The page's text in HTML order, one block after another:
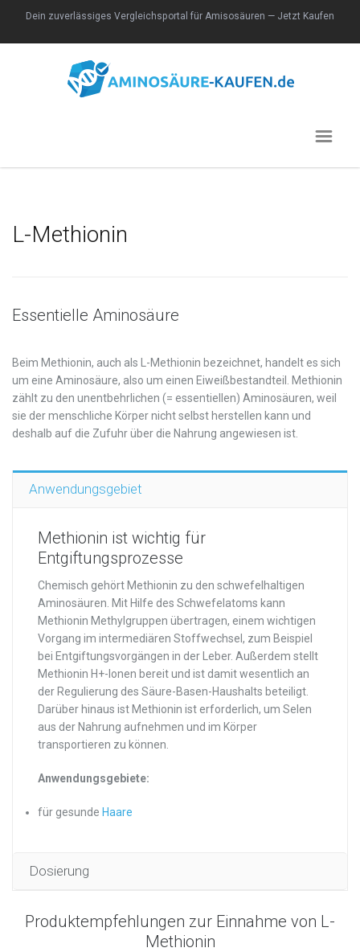
Dein zuverlässiges Vergleichsportal für Amisosäuren — Jetzt Kaufen
L-Methionin
Essentielle Aminosäure
Beim Methionin, auch als L-Methionin bezeichnet, handelt es sich
um eine Aminosäure, also um einen Eiweißbestandteil. Methionin
zählt zu den unentbehrlichen (= essentiellen) Aminosäuren, weil
sie der menschliche Körper nicht selbst herstellen kann und
deshalb auf die Zufuhr über die Nahrung angewiesen ist.
Anwendungsgebiet
Methionin ist wichtig für
Entgiftungsprozesse
Chemisch gehört Methionin zu den schwefelhaltigen
Aminosäuren. Mit Hilfe des Schwefelatoms kann
Methionin Methylgruppen übertragen, einem wichtigen
Vorgang im intermediären Stoffwechsel, zum Beispiel
bei Entgiftungsvorgängen in der Leber. Außerdem stellt
Methionin H+-Ionen bereit und ist damit wesentlich an
der Regulierung des Säure-Basen-Haushalts beteiligt.
Darüber hinaus ist Methionin ist erforderlich, um Selen
aus der Nahrung aufnehmen und im Körper
transportieren zu können.
Anwendungsgebiete:
für gesunde Haare
Dosierung
Produktempfehlungen zur Einnahme von L-
Methionin